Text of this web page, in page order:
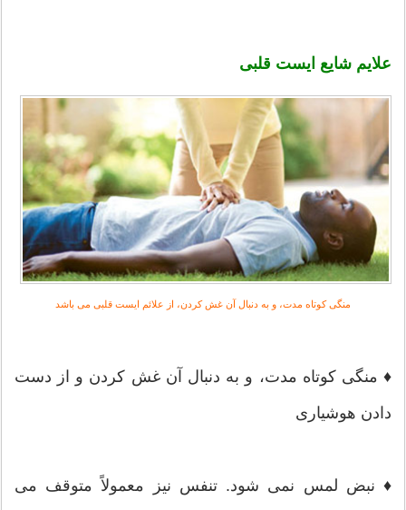
علايم‌ شايع‌ ایست قلبی
منگی كوتاه مدت‌، و به‌ دنبال‌ آن‌ غش‌ كردن‌، از علائم ایست قلبی می باشد
♦ منگی كوتاه مدت‌، و به‌ دنبال‌ آن‌ غش‌ كردن‌ و از دست‌
دادن‌ هوشياری
♦ نبض‌ لمس‌ نمی شود. تنفس‌ نيز معمولاً متوقف‌ می